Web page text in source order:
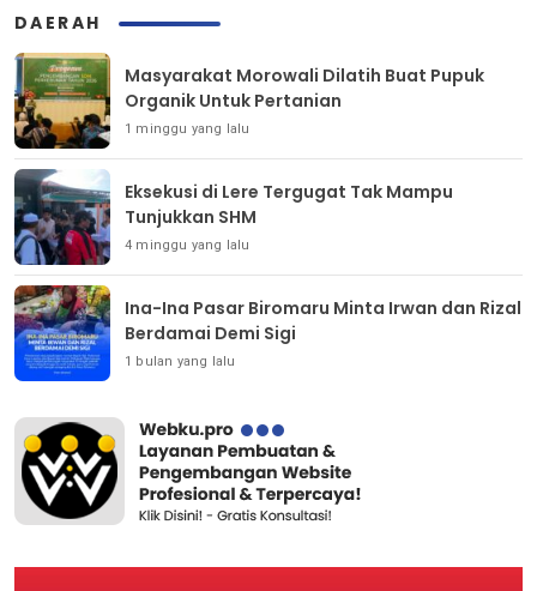
DAERAH
Masyarakat Morowali Dilatih Buat Pupuk
Organik Untuk Pertanian
1 minggu yang lalu
Eksekusi di Lere Tergugat Tak Mampu
Tunjukkan SHM
4 minggu yang lalu
Ina-Ina Pasar Biromaru Minta Irwan dan Rizal
Berdamai Demi Sigi
1 bulan yang lalu